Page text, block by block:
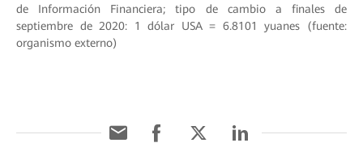
de Información Financiera; tipo de cambio a finales de
septiembre de 2020: 1 dólar USA = 6.8101 yuanes (fuente:
organismo externo)